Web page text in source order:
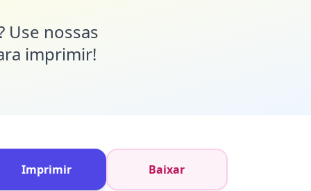
Use nossas
imprimir!
Imprimir Baixar